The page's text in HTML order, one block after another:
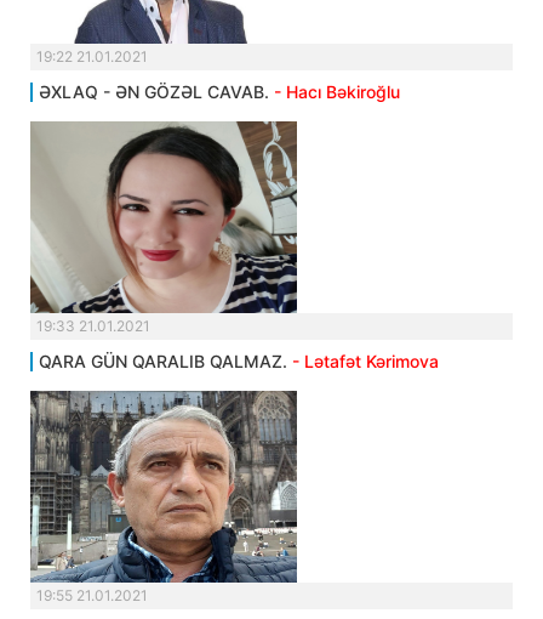
19:22 21.01.2021
ƏXLAQ - ƏN GÖZƏL CAVAB. - Hacı Bəkiroğlu
19:33 21.01.2021
QARA GÜN QARALIB QALMAZ. - Lətafət Kərimova
19:55 21.01.2021